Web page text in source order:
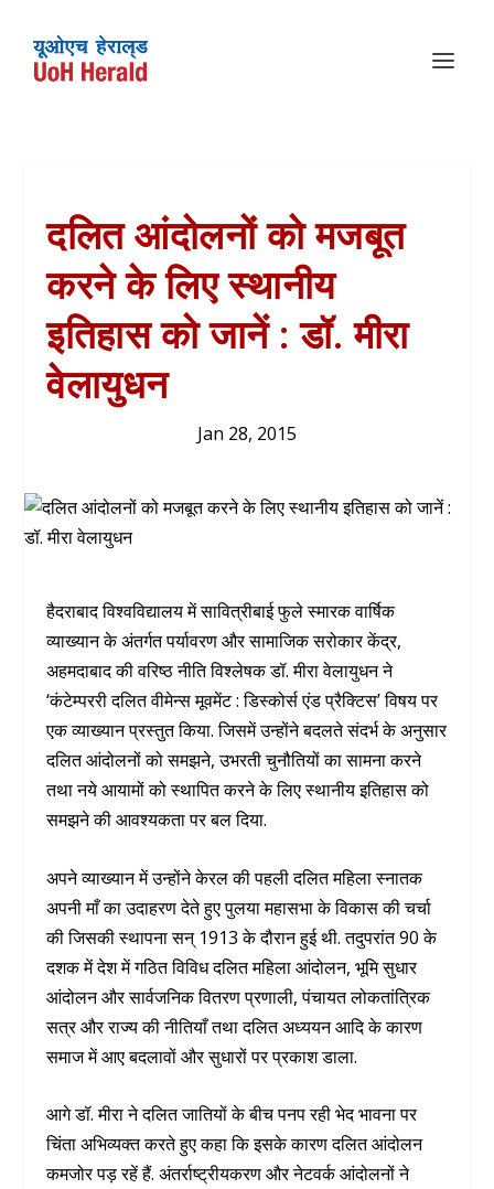
दलित आंदोलनों को मजबूत
करने के लिए स्थानीय
इतिहास को जानें : डॉ. मीरा
वेलायुधन
Jan 28, 2015
हैदराबाद विश्वविद्यालय में सावित्रीबाई फुले स्मारक वार्षिक
व्याख्यान के अंतर्गत पर्यावरण और सामाजिक सरोकार केंद्र,
अहमदाबाद की वरिष्ठ नीति विश्लेषक डॉ. मीरा वेलायुधन ने
‘कंटेम्पररी दलित वीमेन्स मूवमेंट : डिस्कोर्स एंड प्रैक्टिस’ विषय पर
एक व्याख्यान प्रस्तुत किया. जिसमें उन्होंने बदलते संदर्भ के अनुसार
दलित आंदोलनों को समझने, उभरती चुनौतियों का सामना करने
तथा नये आयामों को स्थापित करने के लिए स्थानीय इतिहास को
समझने की आवश्यकता पर बल दिया.
अपने व्याख्यान में उन्होंने केरल की पहली दलित महिला स्नातक
अपनी माँ का उदाहरण देते हुए पुलया महासभा के विकास की चर्चा
की जिसकी स्थापना सन्‌ 1913 के दौरान हुई थी. तदुपरांत 90 के
दशक में देश में गठित विविध दलित महिला आंदोलन, भूमि सुधार
आंदोलन और सार्वजनिक वितरण प्रणाली, पंचायत लोकतांत्रिक
सत्र और राज्य की नीतियाँ तथा दलित अध्ययन आदि के कारण
समाज में आए बदलावों और सुधारों पर प्रकाश डाला.
आगे डॉ. मीरा ने दलित जातियों के बीच पनप रही भेद भावना पर
चिंता अभिव्यक्त करते हुए कहा कि इसके कारण दलित आंदोलन
कमजोर पड़ रहें हैं. अंतर्राष्ट्रीयकरण और नेटवर्क आंदोलनों ने